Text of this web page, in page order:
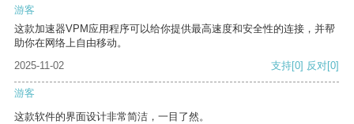
游客
这款加速器VPM应用程序可以给你提供最高速度和安全性的连接，并帮
助你在网络上自由移动。
2025-11-02
支持[0] 反对[0]
游客
这款软件的界面设计非常简洁，一目了然。